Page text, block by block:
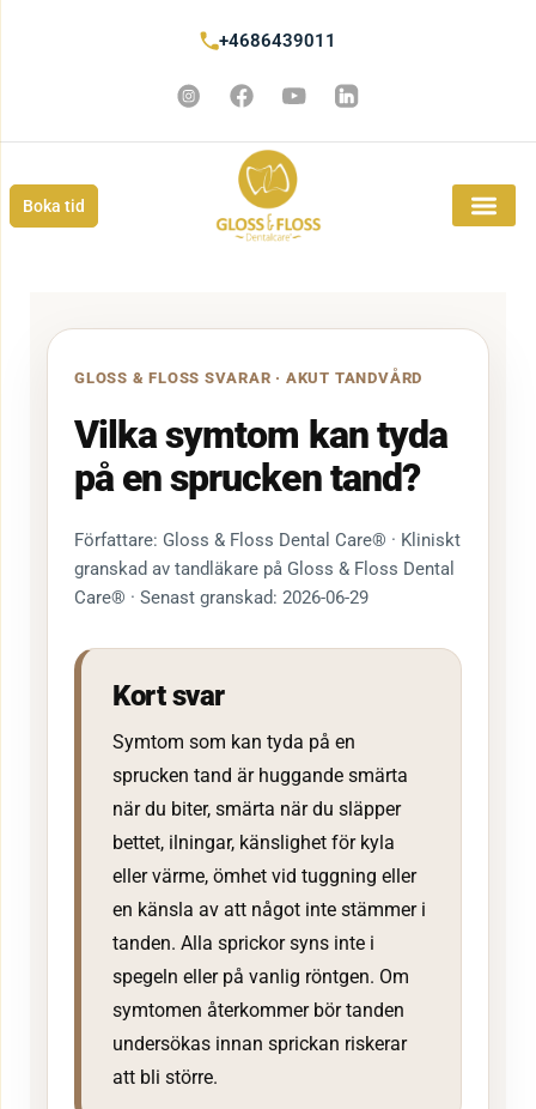
+4686439011
Boka tid
GLOSS & FLOSS SVARAR · AKUT TANDVÅRD
Vilka symtom kan tyda
på en sprucken tand?
Författare: Gloss & Floss Dental Care® · Kliniskt
granskad av tandläkare på Gloss & Floss Dental
Care® · Senast granskad: 2026-06-29
Kort svar
Symtom som kan tyda på en
sprucken tand är huggande smärta
när du biter, smärta när du släpper
bettet, ilningar, känslighet för kyla
eller värme, ömhet vid tuggning eller
en känsla av att något inte stämmer i
tanden. Alla sprickor syns inte i
spegeln eller på vanlig röntgen. Om
symtomen återkommer bör tanden
undersökas innan sprickan riskerar
att bli större.